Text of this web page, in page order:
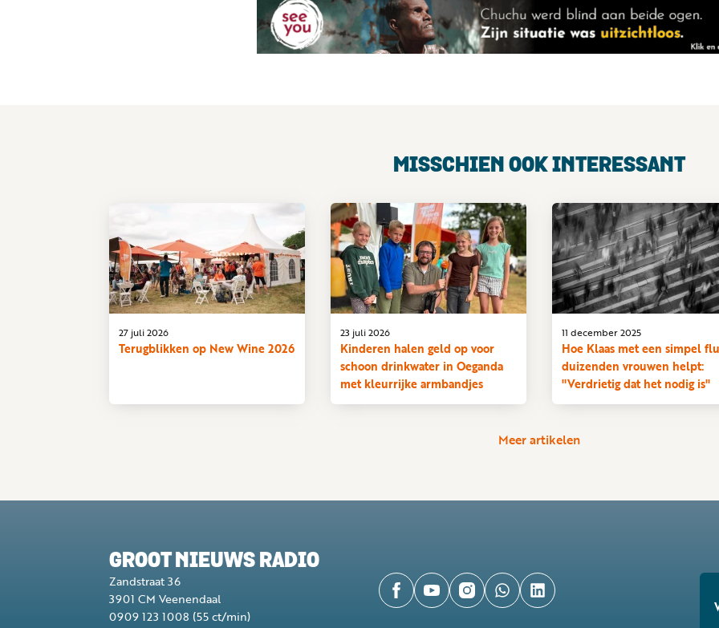
MISSCHIEN OOK INTERESSANT
Terugblikken op New Wine 2026
27 juli 2026
Kinderen halen geld op voor
schoon drinkwater in Oeganda
met kleurrijke armbandjes
23 juli 2026
Hoe Klaas met een simpel
duizenden vrouwen helpt:
"Verdrietig dat het nodig is"
11 december 2025
Meer artikelen
GROOT NIEUWS RADIO
Zandstraat 36
3901 CM Veenendaal
0909 123 1008 (55 ct/min)